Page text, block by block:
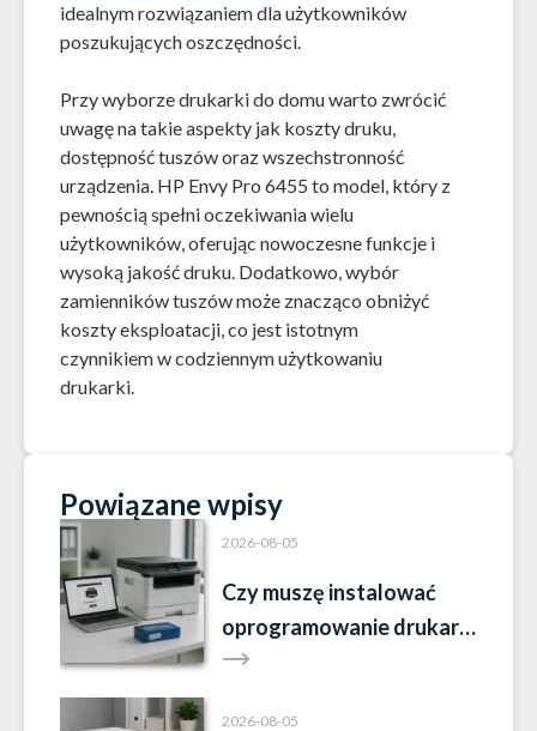
idealnym rozwiązaniem dla użytkowników
poszukujących oszczędności.
Przy wyborze drukarki do domu warto zwrócić
uwagę na takie aspekty jak koszty druku,
dostępność tuszów oraz wszechstronność
urządzenia. HP Envy Pro 6455 to model, który z
pewnością spełni oczekiwania wielu
użytkowników, oferując nowoczesne funkcje i
wysoką jakość druku. Dodatkowo, wybór
zamienników tuszów może znacząco obniżyć
koszty eksploatacji, co jest istotnym
czynnikiem w codziennym użytkowaniu
drukarki.
Powiązane wpisy
2026-08-05
Czy muszę instalować
oprogramowanie drukarki
Brother?
2026-08-05